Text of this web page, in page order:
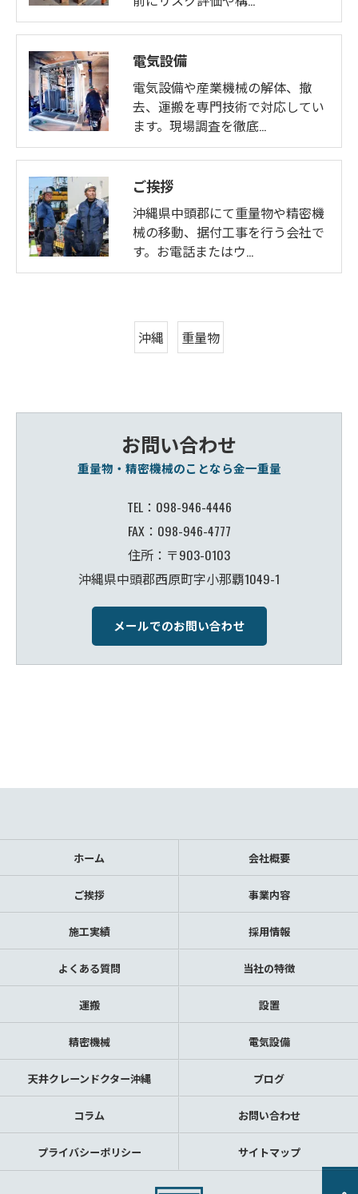
電気設備
電気設備や産業機械の解体、撤
去、運搬を専門技術で対応してい
ます。現場調査を徹底…
ご挨拶
沖縄県中頭郡にて重量物や精密機
械の移動、据付工事を行う会社で
す。お電話またはウ…
沖縄 重量物
重量物・精密機械のことなら金一重量
お問い合わせ
TEL：098-946-4446
FAX：098-946-4777
住所：〒903-0103
沖縄県中頭郡西原町字小那覇1049-1
メールでのお問い合わせ
ホーム 会社概要
ご挨拶 事業内容
施工実績 採用情報
よくある質問 当社の特徴
運搬 設置
精密機械 電気設備
天井クレーンドクター沖縄 ブログ
コラム お問い合わせ
プライバシーポリシー サイトマップ